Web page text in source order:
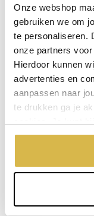
Onze webshop
gebruiken we om
te personaliseren.
onze partners
Hierdoor kunnen
advertenties en
aanpassen naar
te drukken ga je
aangeven welke
'weigeren' worden
geplaatst. Bekijk
Meer info
Per stuk